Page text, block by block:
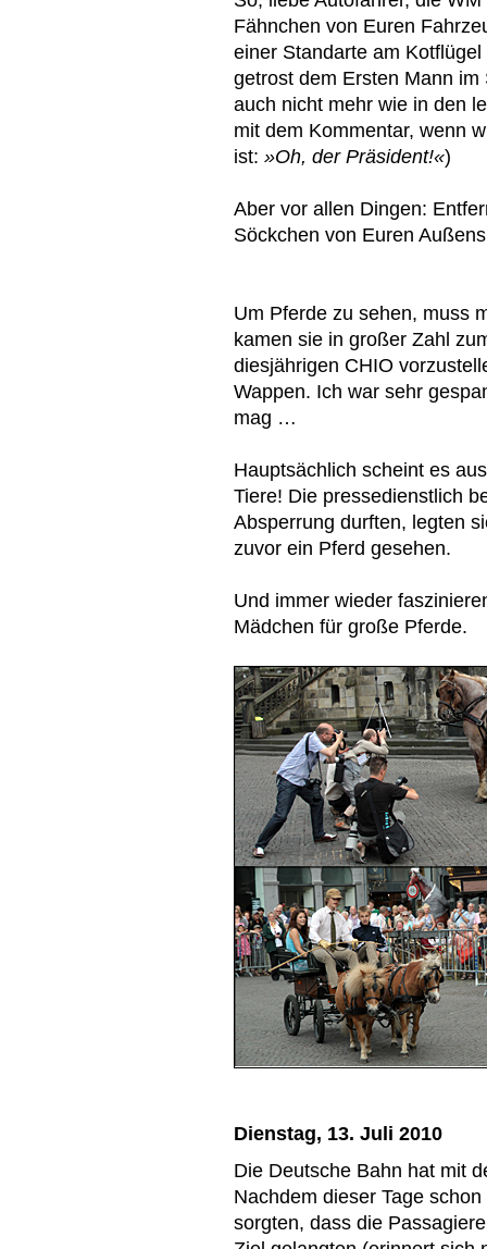
Fähnchen von Euren
einer Standarte am
getrost dem Ersten Mann
auch nicht mehr wie in den
mit dem Kommentar, wenn
ist: »Oh, der Präsident!«)
Aber vor allen Dingen:
Söckchen von Euren
Um Pferde zu sehen, muss
kamen sie in großer Zahl
diesjährigen CHIO
Wappen. Ich war sehr
mag …
Hauptsächlich scheint es
Tiere! Die pressedienstlich
Absperrung durften, legten
zuvor ein Pferd gesehen.
Und immer wieder
Mädchen für große Pferde.
Dienstag, 13. Juli 2010
Die Deutsche Bahn hat mit
Nachdem dieser Tage
sorgten, dass die